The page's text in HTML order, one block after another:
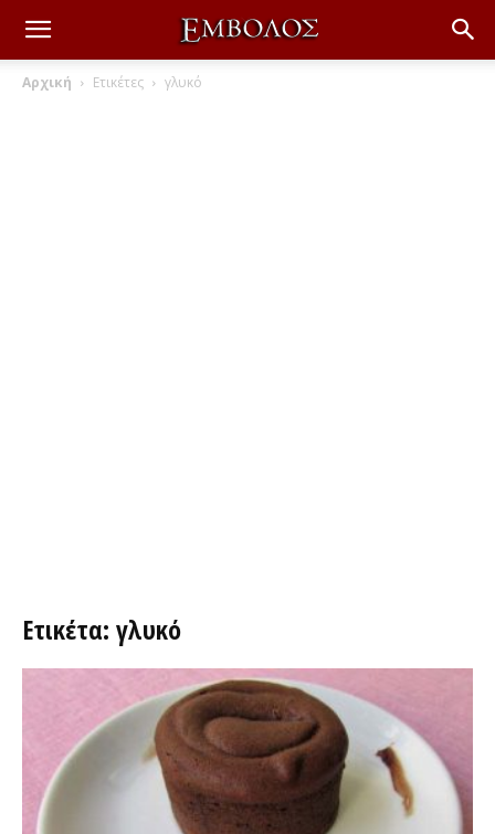
Αρχική Ετικέτες γλυκό
Ετικέτα: γλυκό